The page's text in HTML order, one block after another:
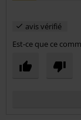
avis vérifié
Est-ce que ce